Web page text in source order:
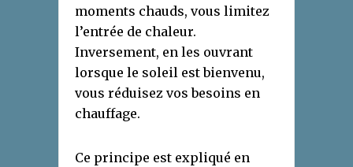
moments chauds, vous limitez
l’entrée de chaleur.
Inversement, en les ouvrant
lorsque le soleil est bienvenu,
vous réduisez vos besoins en
chauffage.
Ce principe est expliqué en